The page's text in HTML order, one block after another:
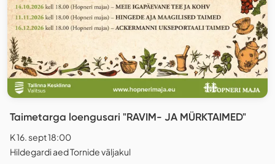
Taimetarga loengusari "RAVIM- JA MÜRKTAIMED"
K 16. sept 18:00
Hildegardi aed Tornide väljakul